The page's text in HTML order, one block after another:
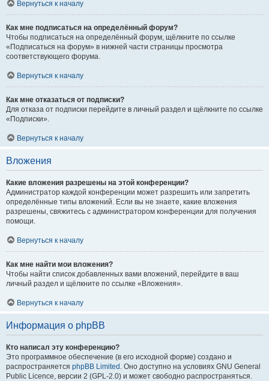
Вернуться к началу
Как мне подписаться на определённый форум?
Чтобы подписаться на определённый форум, щёлкните по ссылке
«Подписаться на форум» в нижней части страницы просмотра
соответствующего форума.
Вернуться к началу
Как мне отказаться от подписки?
Для отказа от подписки перейдите в личный раздел и щёлкните по ссылке
«Подписки».
Вернуться к началу
Вложения
Какие вложения разрешены на этой конференции?
Администратор каждой конференции может разрешить или запретить
определённые типы вложений. Если вы не знаете, какие вложения
разрешены, свяжитесь с администратором конференции для получения
помощи.
Вернуться к началу
Как мне найти мои вложения?
Чтобы найти список добавленных вами вложений, перейдите в ваш
личный раздел и щёлкните по ссылке «Вложения».
Вернуться к началу
Информация о phpBB
Кто написал эту конференцию?
Это программное обеспечение (в его исходной форме) создано и
распространяется phpBB Limited . Оно доступно на условиях GNU General
Public Licence, версии 2 (GPL-2.0) и может свободно распространяться.